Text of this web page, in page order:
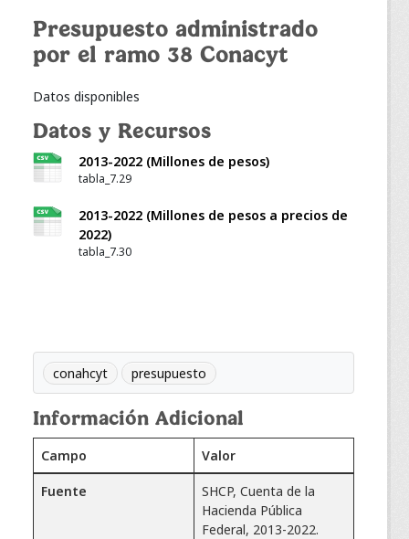
Presupuesto administrado
por el ramo 38 Conacyt
Datos disponibles
Datos y Recursos
2013-2022 (Millones de pesos)
tabla_7.29
2013-2022 (Millones de pesos a precios de
2022)
tabla_7.30
conahcyt presupuesto
Información Adicional
Campo Valor
Fuente
SHCP, Cuenta de la
Hacienda Pública
Federal, 2013-2022.